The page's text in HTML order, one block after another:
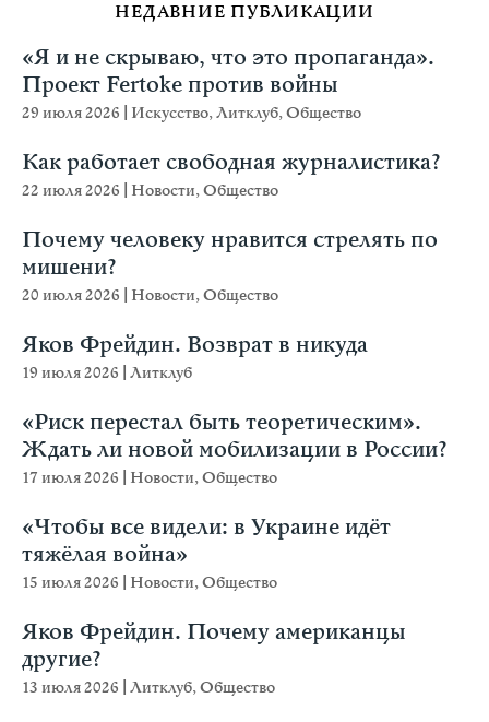
НЕДАВНИЕ ПУБЛИКАЦИИ
«Я и не скрываю, что это пропаганда».
Проект Fertoke против войны
29 июля 2026 Искусство,Литклуб,Общество
Как работает свободная журналистика?
22 июля 2026 Новости,Общество
Почему человеку нравится стрелять по
мишени?
20 июля 2026 Новости,Общество
Яков Фрейдин. Возврат в никуда
19 июля 2026 Литклуб
«Риск перестал быть теоретическим».
Ждать ли новой мобилизации в России?
17 июля 2026 Новости,Общество
«Чтобы все видели: в Украине идёт
тяжёлая война»
15 июля 2026 Новости,Общество
Яков Фрейдин. Почему американцы
другие?
13 июля 2026 Литклуб,Общество